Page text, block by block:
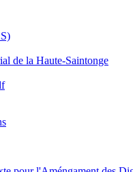
de la Haute-Saintonge